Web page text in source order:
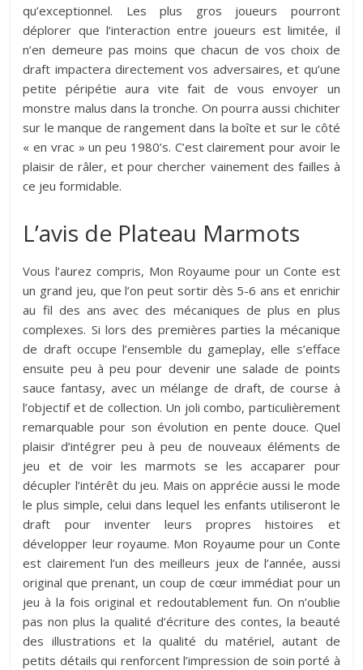
qu’exceptionnel. Les plus gros joueurs pourront
déplorer que l’interaction entre joueurs est limitée, il
n’en demeure pas moins que chacun de vos choix de
draft impactera directement vos adversaires, et qu’une
petite péripétie aura vite fait de vous envoyer un
monstre malus dans la tronche. On pourra aussi chichiter
sur le manque de rangement dans la boîte et sur le côté
« en vrac » un peu 1980’s. C’est clairement pour avoir le
plaisir de râler, et pour chercher vainement des failles à
ce jeu formidable.
L’avis de Plateau Marmots
Vous l’aurez compris, Mon Royaume pour un Conte est
un grand jeu, que l’on peut sortir dès 5-6 ans et enrichir
au fil des ans avec des mécaniques de plus en plus
complexes. Si lors des premières parties la mécanique
de draft occupe l’ensemble du gameplay, elle s’efface
ensuite peu à peu pour devenir une salade de points
sauce fantasy, avec un mélange de draft, de course à
l’objectif et de collection. Un joli combo, particulièrement
remarquable pour son évolution en pente douce. Quel
plaisir d’intégrer peu à peu de nouveaux éléments de
jeu et de voir les marmots se les accaparer pour
décupler l’intérêt du jeu. Mais on apprécie aussi le mode
le plus simple, celui dans lequel les enfants utiliseront le
draft pour inventer leurs propres histoires et
développer leur royaume. Mon Royaume pour un Conte
est clairement l’un des meilleurs jeux de l’année, aussi
original que prenant, un coup de cœur immédiat pour un
jeu à la fois original et redoutablement fun. On n’oublie
pas non plus la qualité d’écriture des contes, la beauté
des illustrations et la qualité du matériel, autant de
petits détails qui renforcent l’impression de soin porté à